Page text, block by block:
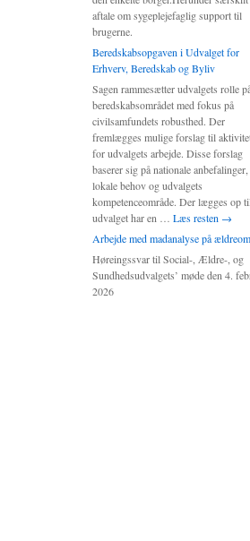
aftale om sygeplejefaglig support til
brugerne.
Beredskabsopgaven i Udvalget for
Erhverv, Beredskab og Byliv
Sagen rammesætter udvalgets rolle
beredskabsområdet med fokus på
civilsamfundets robusthed. Der
fremlægges mulige forslag til
for udvalgets arbejde. Disse forslag
baserer sig på nationale anbefalinger,
lokale behov og udvalgets
kompetenceområde. Der lægges op
udvalget har en … Læs resten →
Arbejde med madanalyse på
Høreingssvar til Social-, Ældre-, og
Sundhedsudvalgets’ møde den 4.
2026